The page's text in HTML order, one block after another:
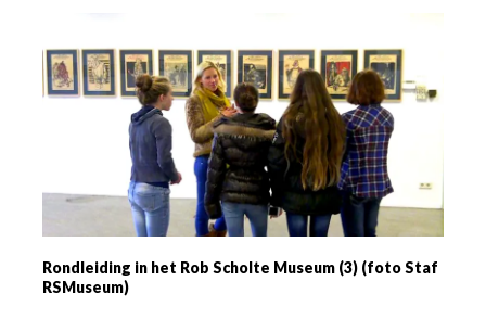
Rondleiding in het Rob Scholte Museum (3) (foto Staf
RSMuseum)